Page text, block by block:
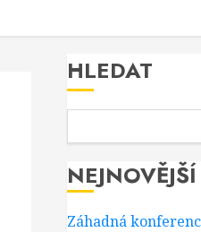
HLEDAT
Záhadná